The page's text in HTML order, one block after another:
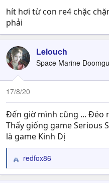
hít hơi từ con re4 chặc
phải
Lelouch
Space Marine
17/8/20
Đến giờ mình cũng ... Đéo
Thấy giống game Serious
là game Kinh Dị
R
e
redfox86